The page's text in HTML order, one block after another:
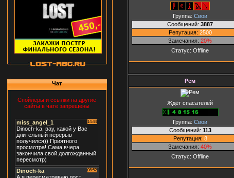
Чат
Спойлеры и ссылки на другие
сайты в чате запрещены
Группа: Свои
Сообщений: 3887
Репутация: 2500
Замечания: 20%
Статус: Offline
Рем
Ждёт спасателей
Группа: Свои
Сообщений: 113
Репутация: 8
Замечания: 40%
Статус: Offline